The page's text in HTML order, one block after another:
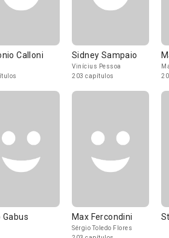
Calloni Sidney Sampaio
Vinícius Pessoa
203 capítulos
Gabus Max Fercondini
Sérgio Toledo Flores